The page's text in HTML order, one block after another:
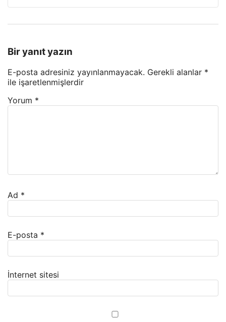
Bir yanıt yazın
E-posta adresiniz yayınlanmayacak. Gerekli alanlar *
ile işaretlenmişlerdir
Yorum *
Ad *
E-posta *
İnternet sitesi